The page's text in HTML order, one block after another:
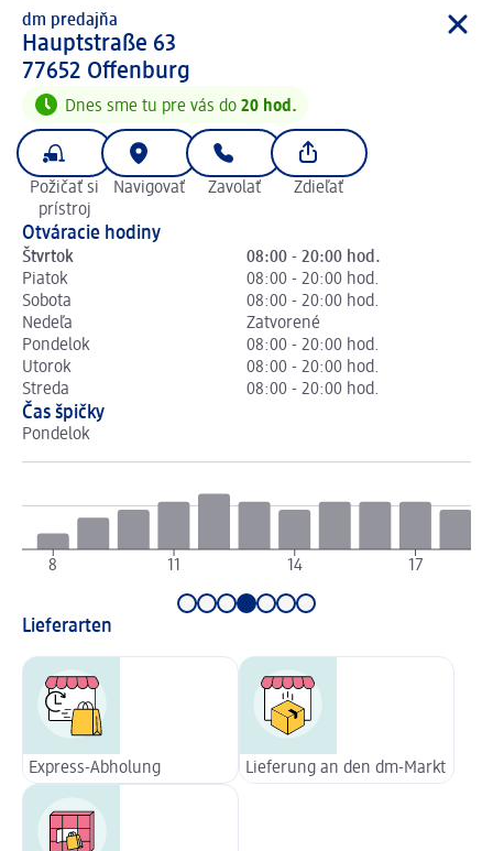
d m predajňa
dm predajňa
Hauptstraße 63
7 7 6 5 2
77652 Offenburg
Dnes sme tu pre vás do 20 hod.
Požičať si
prístroj
Navigovať Zavolať Zdieľať
Otváracie hodiny
Štvrtok
08:00 - 20:00 hod.
Piatok
08:00 - 20:00 hod.
Sobota
08:00 - 20:00 hod.
Nedeľa
Zatvorené
Pondelok
08:00 - 20:00 hod.
Utorok
08:00 - 20:00 hod.
Streda
08:00 - 20:00 hod.
Čas špičky
Pondelok
8 11 14 17
Lieferarten
Express-Abholung Lieferung an den dm-Markt